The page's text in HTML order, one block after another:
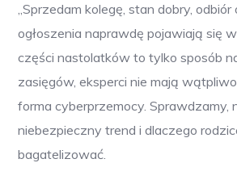
„Sprzedam kolegę, stan dobry, odbiór
ogłoszenia naprawdę pojawiają się
części nastolatków to tylko sposób
zasięgów, eksperci nie mają
forma cyberprzemocy. Sprawdzamy,
niebezpieczny trend i dlaczego
bagatelizować.